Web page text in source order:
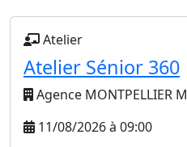
Atelier
Atelier Sénior 360
Agence MONTPELLIER
11/08/2026 à 09:00